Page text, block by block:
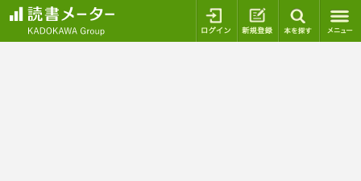
ログイン 新規登録